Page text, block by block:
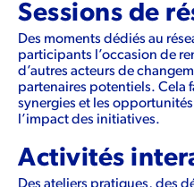
Sessions de
Des moments dédiés au
participants l’occasion de
d’autres acteurs de
partenaires potentiels. Cela
synergies et les
l’impact des initiatives.
Activités